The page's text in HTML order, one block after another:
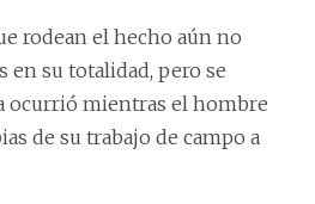
rodean el hecho aún no
en su totalidad, pero se
ocurrió mientras el hombre
de su trabajo de campo a